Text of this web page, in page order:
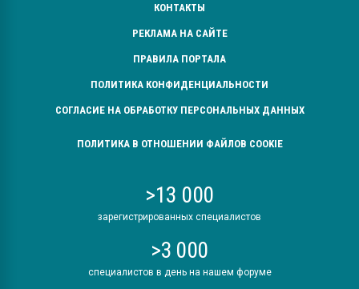
КОНТАКТЫ
РЕКЛАМА НА САЙТЕ
ПРАВИЛА ПОРТАЛА
ПОЛИТИКА КОНФИДЕНЦИАЛЬНОСТИ
СОГЛАСИЕ НА ОБРАБОТКУ ПЕРСОНАЛЬНЫХ ДАННЫХ
ПОЛИТИКА В ОТНОШЕНИИ ФАЙЛОВ COOKIE
>13 000
зарегистрированных специалистов
>3 000
специалистов в день на нашем форуме